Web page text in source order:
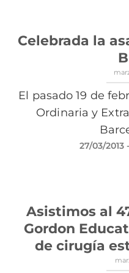
Celebrada la
El pasado 19 de
Ordinaria y
27/03/2013
Asistimos al
Gordon
de cirugía